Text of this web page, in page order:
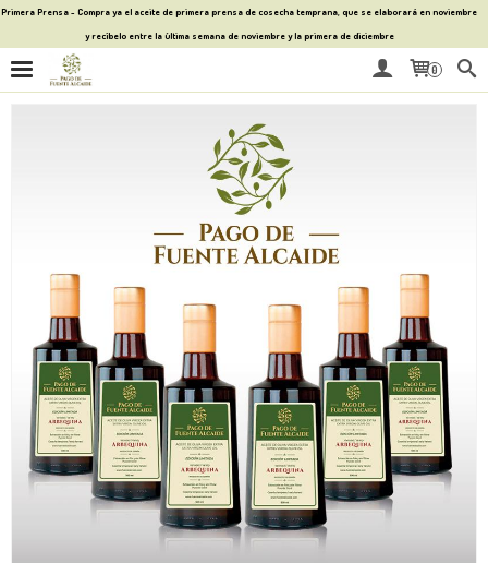
Primera Prensa - Compra ya el aceite de primera prensa de cosecha temprana, que se elaborará en noviembre
y recíbelo entre la última semana de noviembre y la primera de diciembre
0